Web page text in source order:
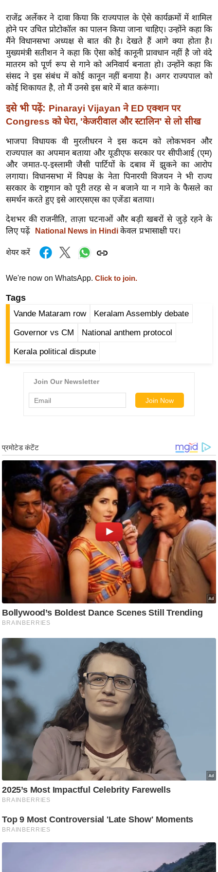
य
त
यं
ग
इं
डि
या
सा
हि
ज
ग
त
ऑ
टो
र्ल्ड
ज
फ
म
ज
ज
हॉ
ली
वु
फि
ल्म
स
B
r
e
a
k
n
g
N
e
w
इ
स्टा
ल
टे
क्नॉ
लॉ
जी
राजेंद्र अर्लेकर ने दावा किया कि राज्यपाल के ऐसे कार्यक्रमों में शामिल
होने पर उचित प्रोटोकॉल का पालन किया जाना चाहिए। उन्होंने कहा कि
मैंने विधानसभा अध्यक्ष से बात की है। देखते हैं आगे क्या होता है।
मुख्यमंत्री सतीशन ने कहा कि ऐसा कोई कानूनी प्रावधान नहीं है जो वंदे
मातरम को पूर्ण रूप से गाने को अनिवार्य बनाता हो। उन्होंने कहा कि
संसद ने इस संबंध में कोई कानून नहीं बनाया है। अगर राज्यपाल को
कोई शिकायत है, तो मैं उनसे इस बारे में बात करूंगा।
इसे भी पढ़ें: Pinarayi Vijayan ने ED एक्शन पर
Congress को घेरा, 'केजरीवाल और स्टालिन' से लो सीख
भाजपा विधायक वी मुरलीधरन ने इस कदम को लोकभवन और
राज्यपाल का अपमान बताया और यूडीएफ सरकार पर सीपीआई (एम)
और जमात-ए-इस्लामी जैसी पार्टियों के दबाव में झुकने का आरोप
लगाया। विधानसभा में विपक्ष के नेता पिनारयी विजयन ने भी राज्य
सरकार के राष्ट्रगान को पूरी तरह से न बजाने या न गाने के फैसले का
समर्थन करते हुए इसे आरएसएस का एजेंडा बताया।
देशभर की राजनीति, ताज़ा घटनाओं और बड़ी खबरों से जुड़े रहने के
लिए पढ़ें
National News in Hindi केवल प्रभासाक्षी पर।
शेयर करें
We're now on WhatsApp. Click to join.
Tags
Vande Mataram row Keralam Assembly debate
Governor vs CM National anthem protocol
Kerala political dispute